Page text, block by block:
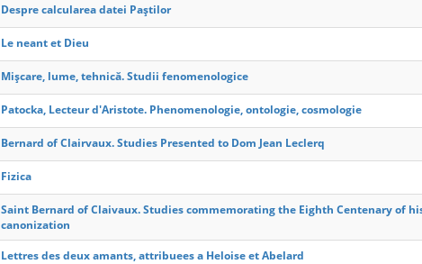
Despre calcularea datei Paștilor
Le neant et Dieu
Mișcare, lume, tehnică. Studii fenomenologice
Patocka, Lecteur d'Aristote. Phenomenologie, ontologie, cosmologie
Bernard of Clairvaux. Studies Presented to Dom Jean Leclerq
Fizica
Saint Bernard of Claivaux. Studies commemorating the Eighth Centenary of
canonization
Lettres des deux amants, attribuees a Heloise et Abelard